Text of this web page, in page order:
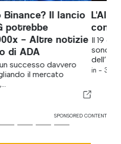
seconda
neurointensiva
professionisti sanitari si
di Simulazione Medica
SPONSORED CONTENT